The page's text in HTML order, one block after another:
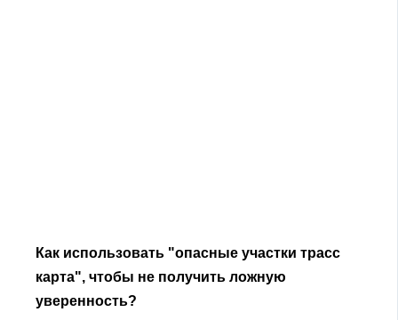
Как использовать "опасные участки трасс
карта", чтобы не получить ложную
уверенность?